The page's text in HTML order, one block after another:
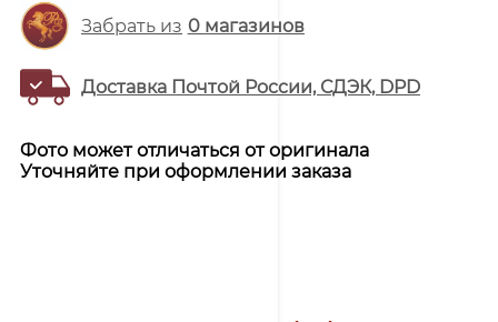
Забрать из 0магазинов
Доставка Почтой России, СДЭК, DPD
Фото может отличаться от оригинала
Уточняйте при оформлении заказа